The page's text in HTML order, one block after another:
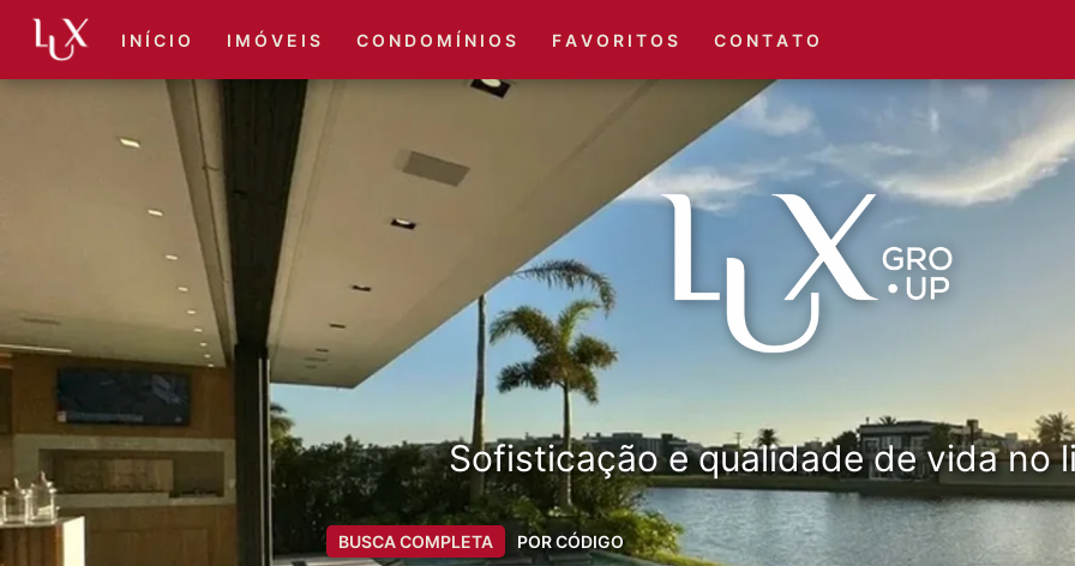
(51) 3416-6660
I N Í C I O I M Ó V E I S C O N D O M Í N I O S F A V O R I T O S C O N T A T O
Sofisticação e qualidade de vida no
BUSCA COMPLETA POR CÓDIGO